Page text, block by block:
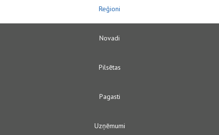
Reģioni
Novadi
Pilsētas
Pagasti
Uzņēmumi